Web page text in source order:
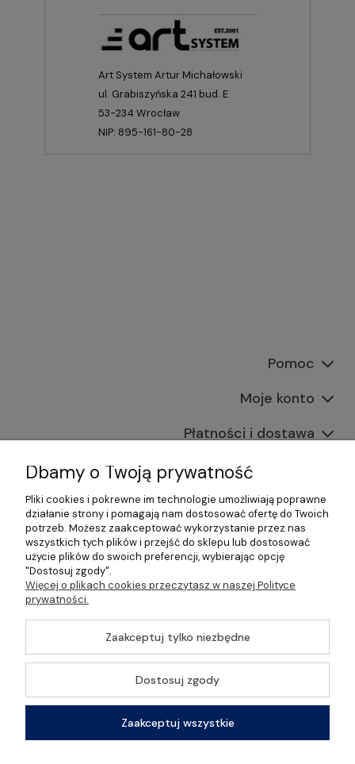
Art System Artur Michałowski
ul. Grabiszyńska 241 bud. E
53-234 Wrocław
NIP: 895-161-80-28
Pomoc
Moje konto
Płatności i dostawa
Informacje
O nas
©2026 Wszelkie Prawa Zastrzeżone | Gastrosklep |
Wyposażenie gastronomii, restauracji oraz barów
Szablon Master byEcommercy
Pokaż pełną wersję strony
Sklep internetowy Shoper Premium
Dbamy o Twoją prywatność
Pliki cookies i pokrewne im technologie umożliwiają poprawne
działanie strony i pomagają nam dostosować ofertę do Twoich
potrzeb. Możesz zaakceptować wykorzystanie przez nas
wszystkich tych plików i przejść do sklepu lub dostosować
użycie plików do swoich preferencji, wybierając opcję
"Dostosuj zgody".
Więcej o plikach cookies przeczytasz w naszej Polityce
prywatności.
Zaakceptuj tylko niezbędne
Dostosuj zgody
Zaakceptuj wszystkie